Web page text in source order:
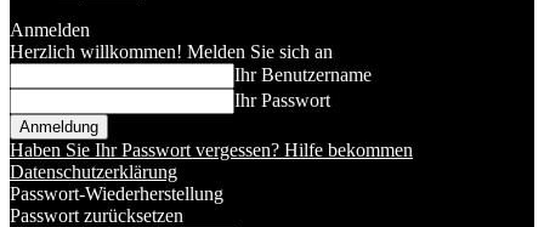
Anmelden
Herzlich willkommen! Melden Sie sich an
Ihr Benutzername
Ihr Passwort
Haben Sie Ihr Passwort vergessen? Hilfe bekommen
Datenschutzerklärung
Passwort-Wiederherstellung
Passwort zurücksetzen